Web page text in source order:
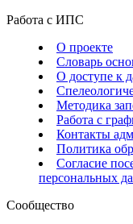
Работа с ИПС
О проекте
Словарь
О доступе к
Методика
Работа с
Контакты
Политика
Согласие
персональных
Сообщество